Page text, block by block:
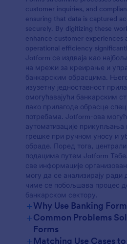
customer inquiries, and
ensuring that data is captured
securely. By digitizing these
enhance customer experiences
operational efficiency
Jotform се издваја као
на мрежи за креирање и
банкарским обрасцима.
изузетну једноставност
омогућавајући банкарским
лако прилагоде обрасце
потребама. Jotform-ова
аутоматизације прикупљања
грешке при ручном уносу и
обраде. Поред тога,
подацима путем Jotform
све информације
могу да се анализирају ради
чиме се побољшава процес
банкарском сектору.
+Why Use Banking
+Common Problems
Forms
+Matching Use Cases